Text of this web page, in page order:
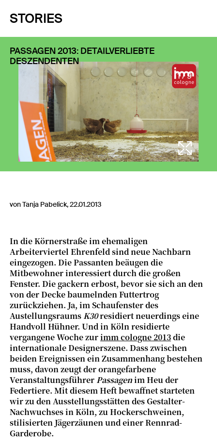
STORIES
PASSAGEN 2013: DETAILVERLIEBTE
DESZENDENTEN
1 / 9
von Tanja Pabelick, 22.01.2013
In die Körnerstraßeim ehemaligen
Arbeiterviertel Ehrenfeld sindneue Nachbarn
eingezogen. Die Passanten beäugen die
Mitbewohner interessiert durch die großen
Fenster. Die gackern erbost, bevor sie sich an den
von der Decke baumelnden Futtertrog
zurückziehen. Ja, im Schaufenster des
AustellungsraumsK30residiert neuerdings eine
Handvoll Hühner. Und in Köln residierte
vergangene Woche zurimm cologne 2013die
internationale Designerszene. Dass zwischen
beiden Ereignissen ein Zusammenhang bestehen
muss, davon zeugt der orangefarbene
VeranstaltungsführerPassagenim Heu der
Federtiere. Mit diesem Heft bewaffnet starteten
wir zu den Ausstellungsstätten des Gestalter-
Nachwuchses in Köln, zu Hockerschweinen,
stilisierten Jägerzäunen und einer Rennrad-
Garderobe.